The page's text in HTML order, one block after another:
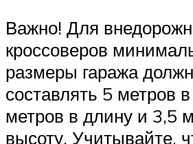
Важно! Для
кроссоверов
размеры гаража
составлять 5 метров
метров в длину и 3,5
высоту. Учитывайте,